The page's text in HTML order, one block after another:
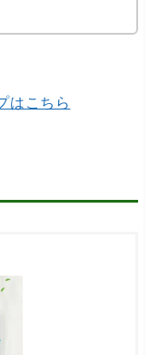
はこちら